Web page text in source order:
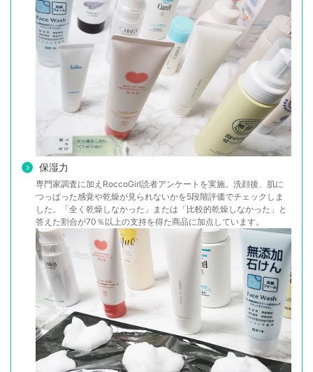
保湿力
専門家調査に加えRoccoGirl読者アンケートを実施。洗顔後、肌に
つっぱった感覚や乾燥が見られないかを5段階評価でチェックしま
した。「全く乾燥しなかった」または「比較的乾燥しなかった」と
答えた割合が70％以上の支持を得た商品に加点しています。